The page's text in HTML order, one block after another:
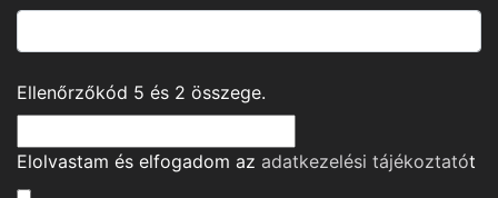
Ellenőrzőkód 5 és 2 összege.
Elolvastam és elfogadom az adatkezelési tájékoztatót